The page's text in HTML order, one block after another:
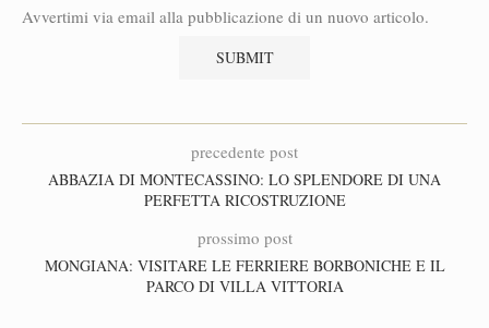
Avvertimi via email alla pubblicazione di un nuovo articolo.
precedente post
ABBAZIA DI MONTECASSINO: LO SPLENDORE DI UNA
PERFETTA RICOSTRUZIONE
prossimo post
MONGIANA: VISITARE LE FERRIERE BORBONICHE E IL
PARCO DI VILLA VITTORIA